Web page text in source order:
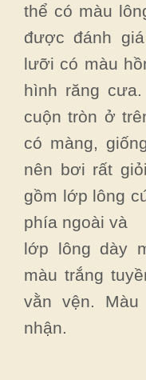
thể có màu
được đánh
lưỡi có màu
hình răng
cuộn tròn ở
có màng,
nên bơi rất
gồm lớp lông
phía ngoài và
lớp lông dày
màu trắng
vằn vện.
nhận.